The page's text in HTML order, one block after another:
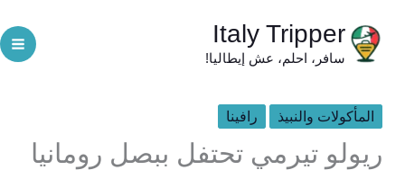
المحتوى
Italy Tripper
سافر، احلم، عش إيطاليا!
المأكولات والنبيذ رافينا
ريولو تيرمي تحتفل ببصل رومانيا